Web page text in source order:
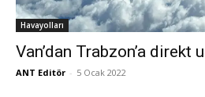
Havayolları
Van’dan Trabzon’a direkt
ANT Editör - 5 Ocak 2022